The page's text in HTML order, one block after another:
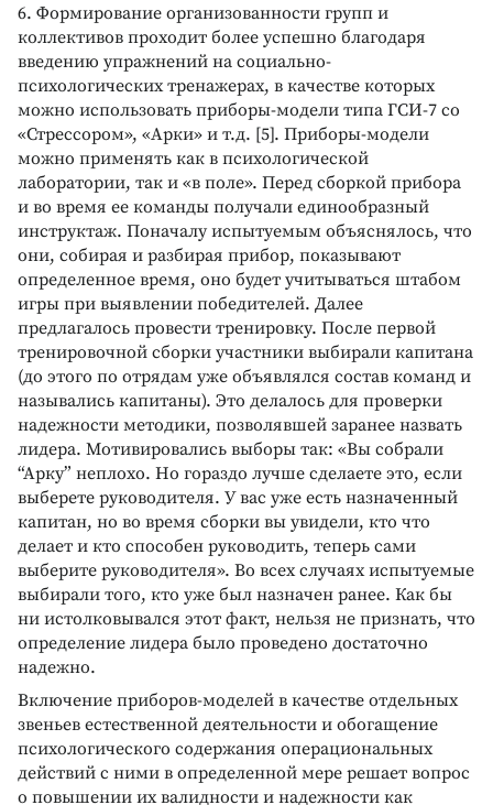
6. Формирование организованности групп и
коллективов проходит более успешно благодаря
введению упражнений на социально-
психологических тренажерах, в качестве которых
можно использовать приборы-модели типа ГСИ-7 со
«Стрессором», «Арки» и т.д. [5]. Приборы-модели
можно применять как в психологической
лаборатории, так и «в поле». Перед сборкой прибора
и во время ее команды получали единообразный
инструктаж. Поначалу испытуемым объяснялось, что
они, собирая и разбирая прибор, показывают
определенное время, оно будет учитываться штабом
игры при выявлении победителей. Далее
предлагалось провести тренировку. После первой
тренировочной сборки участники выбирали капитана
(до этого по отрядам уже объявлялся состав команд и
назывались капитаны). Это делалось для проверки
надежности методики, позволявшей заранее назвать
лидера. Мотивировались выборы так: «Вы собрали
“Арку” неплохо. Но гораздо лучше сделаете это, если
выберете руководителя. У вас уже есть назначенный
капитан, но во время сборки вы увидели, кто что
делает и кто способен руководить, теперь сами
выберите руководителя». Во всех случаях испытуемые
выбирали того, кто уже был назначен ранее. Как бы
ни истолковывался этот факт, нельзя не признать, что
определение лидера было проведено достаточно
надежно.
Включение приборов-моделей в качестве отдельных
звеньев естественной деятельности и обогащение
психологического содержания операциональных
действий с ними в определенной мере решает вопрос
о повышении их валидности и надежности как